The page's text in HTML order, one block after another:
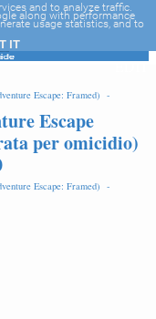
Escape: Framed) -
Escape
per omicidio)
Escape: Framed) -
EDIT
and to analyze traffic.
along with performance
usage statistics, and to
IT